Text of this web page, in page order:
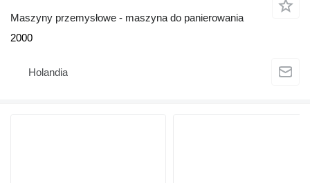
Maszyny przemysłowe - maszyna do panierowania
2000
Holandia